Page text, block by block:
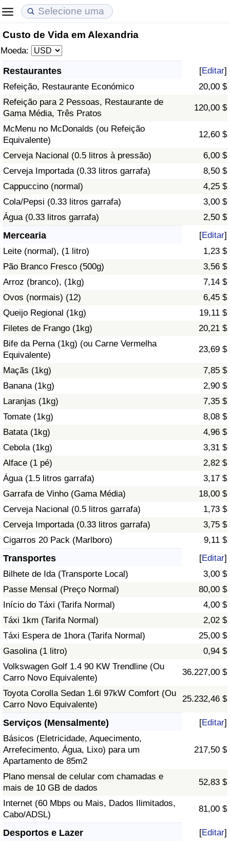
Custo de Vida em Alexandria
Moeda:
Restaurantes [Editar]
Refeição, Restaurante Económico
20,00 $
Refeição para 2 Pessoas, Restaurante de
Gama Média, Três Pratos
120,00 $
McMenu no McDonalds (ou Refeição
Equivalente)
12,60 $
Cerveja Nacional (0.5 litros à pressão)
6,00 $
Cerveja Importada (0.33 litros garrafa)
8,50 $
Cappuccino (normal)
4,25 $
Cola/Pepsi (0.33 litros garrafa)
3,00 $
Água (0.33 litros garrafa)
2,50 $
Mercearia [Editar]
Leite (normal), (1 litro)
1,23 $
Pão Branco Fresco (500g)
3,56 $
Arroz (branco), (1kg)
7,14 $
Ovos (normais) (12)
6,45 $
Queijo Regional (1kg)
19,11 $
Filetes de Frango (1kg)
20,21 $
Bife da Perna (1kg) (ou Carne Vermelha
Equivalente)
23,69 $
Maçãs (1kg)
7,85 $
Banana (1kg)
2,90 $
Laranjas (1kg)
7,35 $
Tomate (1kg)
8,08 $
Batata (1kg)
4,96 $
Cebola (1kg)
3,31 $
Alface (1 pé)
2,82 $
Água (1.5 litros garrafa)
3,17 $
Garrafa de Vinho (Gama Média)
18,00 $
Cerveja Nacional (0.5 litros garrafa)
1,73 $
Cerveja Importada (0.33 litros garrafa)
3,75 $
Cigarros 20 Pack (Marlboro)
9,11 $
Transportes [Editar]
Bilhete de Ida (Transporte Local)
3,00 $
Passe Mensal (Preço Normal)
80,00 $
Início do Táxi (Tarifa Normal)
4,00 $
Táxi 1km (Tarifa Normal)
2,02 $
Táxi Espera de 1hora (Tarifa Normal)
25,00 $
Gasolina (1 litro)
0,94 $
Volkswagen Golf 1.4 90 KW Trendline (Ou
Carro Novo Equivalente)
36.227,00 $
Toyota Corolla Sedan 1.6l 97kW Comfort (Ou
Carro Novo Equivalente)
25.232,46 $
Serviços (Mensalmente) [Editar]
Básicos (Eletricidade, Aquecimento,
Arrefecimento, Água, Lixo) para um
Apartamento de 85m2
217,50 $
Plano mensal de celular com chamadas e
mais de 10 GB de dados
52,83 $
Internet (60 Mbps ou Mais, Dados Ilimitados,
Cabo/ADSL)
81,00 $
Desportos e Lazer [Editar]
Custo de Vida
Indicador de Custo de Vida
Indicador de Custo de Vida Por País
em Aqaba
Preços de Imóveis
Indicador de Preços de Imóveis
Indicador de Preços de Imóveis por País
Qualidade de Vida
Indicador de Qualidade de Vida (Atual)
Índice de qualidade de vida por país
Crime
Taxa do Indicador de Crime (Atual)
Indicador de Crime
Índice de criminalidade por país
Saúde
Indicador de Saúde (Atual)
Indicador de Saúde
Indicador de Saúde por País
Poluição
Índice de poluição
Indicador de Poluição por País
Trânsito
Indicador de Trânsito
Indicador de Trânsito (Atual)
Indicador de Trânsito por País